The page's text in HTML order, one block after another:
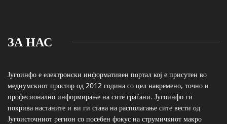
ЗА НАС
Југоинфо е електронски информативен портал кој е присутен во
медиумскиот простор од 2012 година со цел навремено, точно и
професионално информирање на сите граѓани. Југоинфо ги
покрива настаните и ви ги става на располагање сите вести од
Југоисточниот регион со посебен фокус на струмичкиот макро